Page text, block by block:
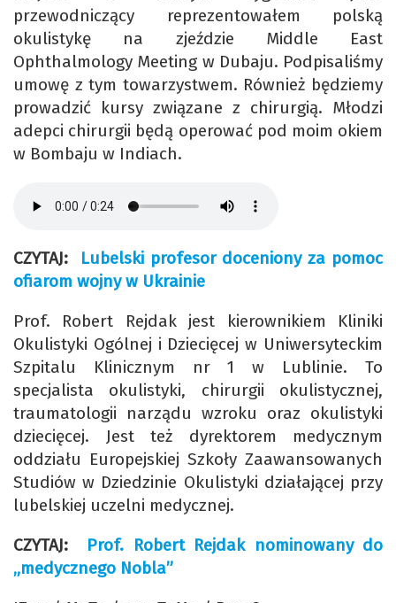
przewodniczący reprezentowałem polską
okulistykę na zjeździe Middle East
Ophthalmology Meeting w Dubaju. Podpisaliśmy
umowę z tym towarzystwem. Również będziemy
prowadzić kursy związane z chirurgią. Młodzi
adepci chirurgii będą operować pod moim okiem
w Bombaju w Indiach.
CZYTAJ:
Lubelski profesor doceniony za pomoc
ofiarom wojny w Ukrainie
Prof. Robert Rejdak jest kierownikiem Kliniki
Okulistyki Ogólnej i Dziecięcej w Uniwersyteckim
Szpitalu Klinicznym nr 1 w Lublinie. To
specjalista okulistyki, chirurgii okulistycznej,
traumatologii narządu wzroku oraz okulistyki
dziecięcej. Jest też dyrektorem medycznym
oddziału Europejskiej Szkoły Zaawansowanych
Studiów w Dziedzinie Okulistyki działającej przy
lubelskiej uczelni medycznej.
CZYTAJ: Prof. Robert Rejdak nominowany do
„medycznego Nobla”